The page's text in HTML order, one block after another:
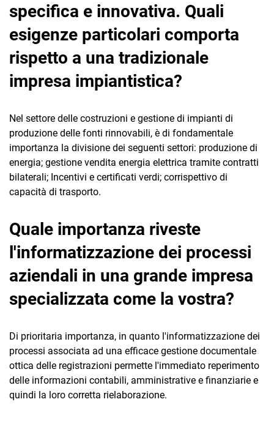
specifica e innovativa. Quali
esigenze particolari comporta
rispetto a una tradizionale
impresa impiantistica?
Nel settore delle costruzioni e gestione di impianti di
produzione delle fonti rinnovabili, è di fondamentale
importanza la divisione dei seguenti settori: produzione di
energia; gestione vendita energia elettrica tramite contratti
bilaterali; Incentivi e certificati verdi; corrispettivo di
capacità di trasporto.
Quale importanza riveste
l'informatizzazione dei processi
aziendali in una grande impresa
specializzata come la vostra?
Di prioritaria importanza, in quanto l'informatizzazione dei
processi associata ad una efficace gestione documentale
ottica delle registrazioni permette l'immediato reperimento
delle informazioni contabili, amministrative e finanziarie e
quindi la loro corretta rielaborazione.